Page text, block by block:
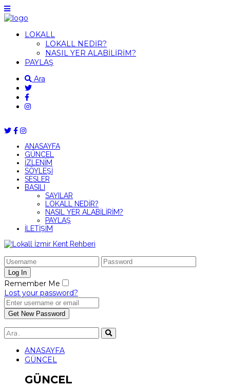
LOKALL
LOKALL NEDİR?
NASIL YER ALABİLİRİM?
PAYLAŞ
Ara
ANASAYFA
GÜNCEL
İZLENİM
SÖYLEŞİ
SESLER
BASILI
SAYILAR
LOKALL NEDİR?
NASIL YER ALABİLİRİM?
PAYLAŞ
İLETİŞİM
Remember Me
Lost your password?
ANASAYFA
GÜNCEL
GÜNCEL